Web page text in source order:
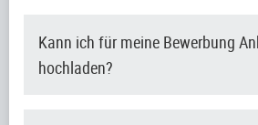
Kann ich für meine Bewerbung
hochladen?